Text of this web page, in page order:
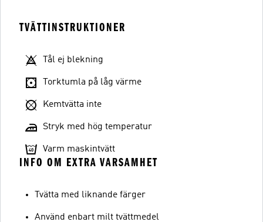
TVÄTTINSTRUKTIONER
Tål ej blekning
Torktumla på låg värme
Kemtvätta inte
Stryk med hög temperatur
Varm maskintvätt
INFO OM EXTRA VARSAMHET
Tvätta med liknande färger
Använd enbart milt tvättmedel